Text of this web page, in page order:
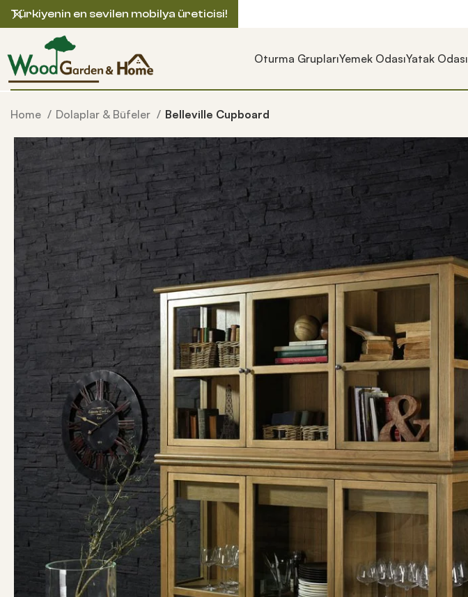
Oturma GruplarıYemek OdasıYatak Odası
Home Dolaplar & Büfeler Belleville Cupboard
Türkiyenin en sevilen mobilya üreticisi!